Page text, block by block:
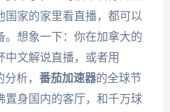
家的家里看直播，都可以
。想象一下：你在加拿大的
中文解说直播，或者用
析， 番茄加速器的全球节
置身国内的客厅，和千万球